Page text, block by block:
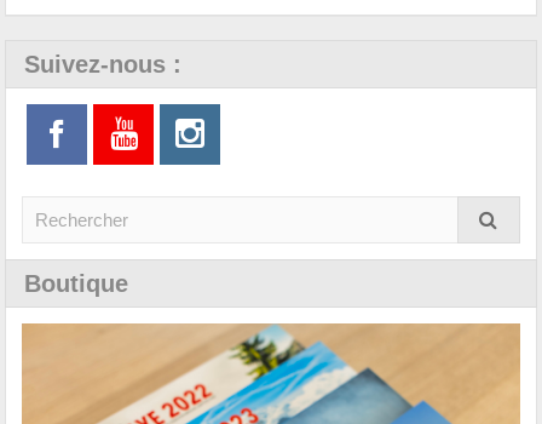
Suivez-nous :
Boutique